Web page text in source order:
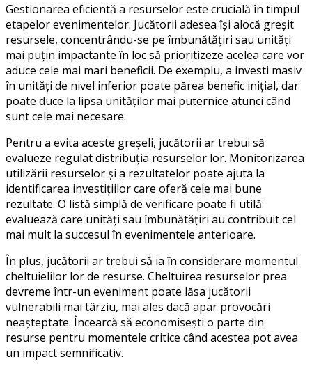
Gestionarea eficientă a resurselor este crucială în timpul
etapelor evenimentelor. Jucătorii adesea își alocă greșit
resursele, concentrându-se pe îmbunătățiri sau unități
mai puțin impactante în loc să prioritizeze acelea care vor
aduce cele mai mari beneficii. De exemplu, a investi masiv
în unități de nivel inferior poate părea benefic inițial, dar
poate duce la lipsa unităților mai puternice atunci când
sunt cele mai necesare.
Pentru a evita aceste greșeli, jucătorii ar trebui să
evalueze regulat distribuția resurselor lor. Monitorizarea
utilizării resurselor și a rezultatelor poate ajuta la
identificarea investițiilor care oferă cele mai bune
rezultate. O listă simplă de verificare poate fi utilă:
evaluează care unități sau îmbunătățiri au contribuit cel
mai mult la succesul în evenimentele anterioare.
În plus, jucătorii ar trebui să ia în considerare momentul
cheltuielilor lor de resurse. Cheltuirea resurselor prea
devreme într-un eveniment poate lăsa jucătorii
vulnerabili mai târziu, mai ales dacă apar provocări
neașteptate. Încearcă să economisești o parte din
resurse pentru momentele critice când acestea pot avea
un impact semnificativ.